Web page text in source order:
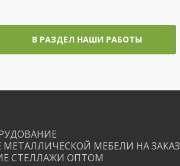
В РАЗДЕЛ НАШИ РАБОТЫ
МЕТАЛЛИЧЕСКОЙ МЕБЕЛИ НА ЗАКАЗ
СТЕЛЛАЖИ ОПТОМ